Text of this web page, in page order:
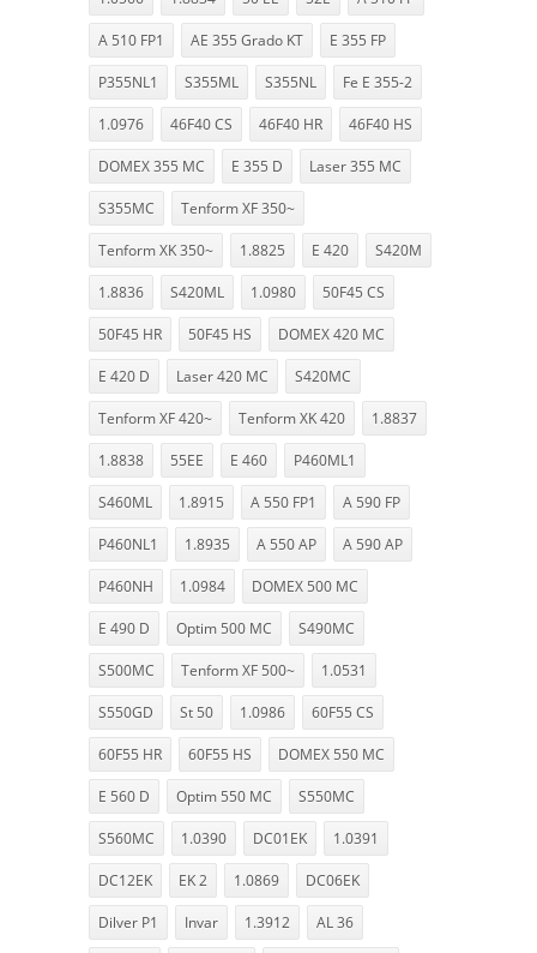
A 510 FP1 AE 355 Grado KT E 355 FP
P355NL1 S355ML S355NL Fe E 355-2
1.0976 46F40 CS 46F40 HR 46F40 HS
DOMEX 355 MC E 355 D Laser 355 MC
S355MC Tenform XF 350~
Tenform XK 350~ 1.8825 E 420 S420M
1.8836 S420ML 1.0980 50F45 CS
50F45 HR 50F45 HS DOMEX 420 MC
E 420 D Laser 420 MC S420MC
Tenform XF 420~ Tenform XK 420 1.8837
1.8838 55EE E 460 P460ML1
S460ML 1.8915 A 550 FP1 A 590 FP
P460NL1 1.8935 A 550 AP A 590 AP
P460NH 1.0984 DOMEX 500 MC
E 490 D Optim 500 MC S490MC
S500MC Tenform XF 500~ 1.0531
S550GD St 50 1.0986 60F55 CS
60F55 HR 60F55 HS DOMEX 550 MC
E 560 D Optim 550 MC S550MC
S560MC 1.0390 DC01EK 1.0391
DC12EK EK 2 1.0869 DC06EK
Dilver P1 Invar 1.3912 AL 36